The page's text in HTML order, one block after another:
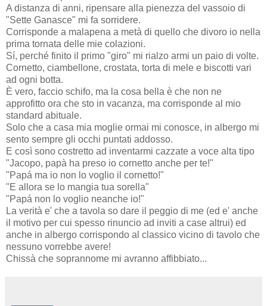
A distanza di anni, ripensare alla pienezza del vassoio di
"Sette Ganasce" mi fa sorridere.
Corrisponde a malapena a metà di quello che divoro io nella
prima tornata delle mie colazioni.
Sí, perché finito il primo "giro" mi rialzo armi un paio di volte.
Cornetto, ciambellone, crostata, torta di mele e biscotti vari
ad ogni botta.
È vero, faccio schifo, ma la cosa bella è che non ne
approfitto ora che sto in vacanza, ma corrisponde al mio
standard abituale.
Solo che a casa mia moglie ormai mi conosce, in albergo mi
sento sempre gli occhi puntati addosso.
E così sono costretto ad inventarmi cazzate a voce alta tipo
"Jacopo, papà ha preso io cornetto anche per te!"
"Papá ma io non lo voglio il cornetto!"
"E allora se lo mangia tua sorella"
"Papá non lo voglio neanche io!"
La verità e' che a tavola so dare il peggio di me (ed e' anche
il motivo per cui spesso rinuncio ad inviti a case altrui) ed
anche in albergo corrispondo al classico vicino di tavolo che
nessuno vorrebbe avere!
Chissà che soprannome mi avranno affibbiato...